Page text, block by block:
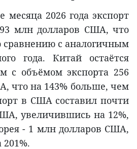
2026 года экспорт
млн долларов США, что
сравнению с аналогичным
года. Китай остаётся
с объёмом экспорта 256
что на 143% больше, чем
в США составил почти
увеличившись на 12%,
- 1 млн долларов США,